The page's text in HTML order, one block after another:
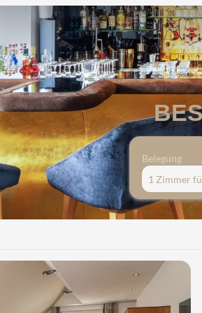
Belegung
1 Zimmer
Zimmer